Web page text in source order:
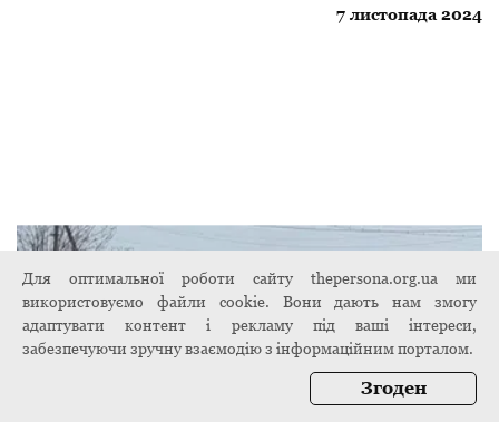
7 листопада 2024
Для оптимальної роботи сайту thepersona.org.ua ми
використовуємо файли cookie. Вони дають нам змогу
адаптувати контент і рекламу під ваші інтереси,
забезпечуючи зручну взаємодію з інформаційним порталом.
Згоден